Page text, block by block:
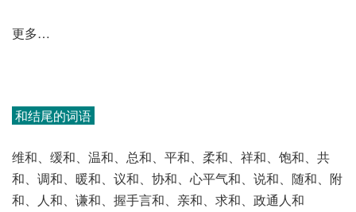
更多…
和结尾的词语
维和、缓和、温和、总和、平和、柔和、祥和、饱和、共
和、调和、暖和、议和、协和、心平气和、说和、随和、附
和、人和、谦和、握手言和、亲和、求和、政通人和